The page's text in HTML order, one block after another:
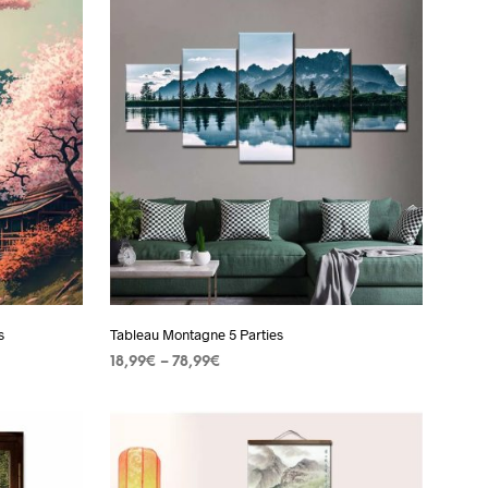
peuvent
être
choisies
sur
la
page
du
produit
Tableau Montagne 5 Parties
18,99€ – 78,99€
produit
a